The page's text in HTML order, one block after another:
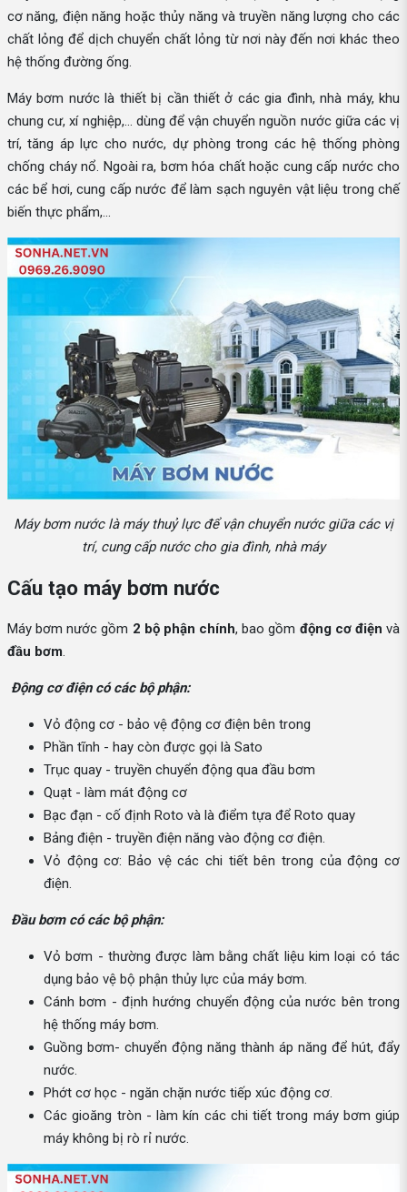
cơ năng, điện năng hoặc thủy năng và truyền năng lượng cho các
chất lỏng để dịch chuyển chất lỏng từ nơi này đến nơi khác theo
hệ thống đường ống.
Máy bơm nước là thiết bị cần thiết ở các gia đình, nhà máy, khu
chung cư, xí nghiệp,... dùng để vận chuyển nguồn nước giữa các vị
trí, tăng áp lực cho nước, dự phòng trong các hệ thống phòng
chống cháy nổ. Ngoài ra, bơm hóa chất hoặc cung cấp nước cho
các bể hơi, cung cấp nước để làm sạch nguyên vật liệu trong chế
biến thực phẩm,...
Máy bơm nước là máy thuỷ lực để vận chuyển nước giữa các vị
trí, cung cấp nước cho gia đình, nhà máy
Cấu tạo máy bơm nước
Máy bơm nước gồm 2 bộ phận chính, bao gồm động cơ điện và
đầu bơm
Động cơ điện có các bộ phận:
Vỏ động cơ - bảo vệ động cơ điện bên trong
Phần tĩnh - hay còn được gọi là Sato
Trục quay - truyền chuyển động qua đầu bơm
Quạt - làm mát động cơ
Bạc đạn - cố định Roto và là điểm tựa để Roto quay
Bảng điện - truyền điện năng vào động cơ điện.
Vỏ động cơ: Bảo vệ các chi tiết bên trong của động cơ
điện.
Đầu bơm có các bộ phận:
Vỏ bơm - thường được làm bằng chất liệu kim loại có tác
dụng bảo vệ bộ phận thủy lực của máy bơm.
Cánh bơm - định hướng chuyển động của nước bên trong
hệ thống máy bơm.
Guồng bơm- chuyển động năng thành áp năng để hút, đẩy
nước.
Phớt cơ học - ngăn chặn nước tiếp xúc động cơ.
Các gioăng tròn - làm kín các chi tiết trong máy bơm giúp
máy không bị rò rỉ nước.